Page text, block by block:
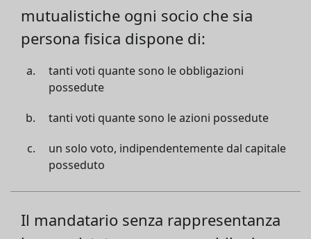
mutualistiche ogni socio che sia
persona fisica dispone di:
tanti voti quante sono le obbligazioni
possedute
tanti voti quante sono le azioni possedute
un solo voto, indipendentemente dal capitale
posseduto
Il mandatario senza rappresentanza